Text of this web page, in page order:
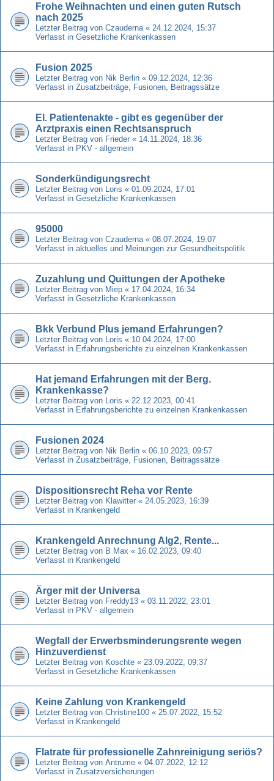
Frohe Weihnachten und einen guten Rutsch
nach 2025
Letzter Beitrag von Czauderna « 24.12.2024, 15:37
Verfasst in Gesetzliche Krankenkassen
Fusion 2025
Letzter Beitrag von Nik Berlin « 09.12.2024, 12:36
Verfasst in Zusatzbeiträge, Fusionen, Beitragssätze
El. Patientenakte - gibt es gegenüber der
Arztpraxis einen Rechtsanspruch
Letzter Beitrag von Frieder « 14.11.2024, 18:36
Verfasst in PKV - allgemein
Sonderkündigungsrecht
Letzter Beitrag von Loris « 01.09.2024, 17:01
Verfasst in Gesetzliche Krankenkassen
95000
Letzter Beitrag von Czauderna « 08.07.2024, 19:07
Verfasst in aktuelles und Meinungen zur Gesundheitspolitik
Zuzahlung und Quittungen der Apotheke
Letzter Beitrag von Miep « 17.04.2024, 16:34
Verfasst in Gesetzliche Krankenkassen
Bkk Verbund Plus jemand Erfahrungen?
Letzter Beitrag von Loris « 10.04.2024, 17:00
Verfasst in Erfahrungsberichte zu einzelnen Krankenkassen
Hat jemand Erfahrungen mit der Berg.
Krankenkasse?
Letzter Beitrag von Loris « 22.12.2023, 00:41
Verfasst in Erfahrungsberichte zu einzelnen Krankenkassen
Fusionen 2024
Letzter Beitrag von Nik Berlin « 06.10.2023, 09:57
Verfasst in Zusatzbeiträge, Fusionen, Beitragssätze
Dispositionsrecht Reha vor Rente
Letzter Beitrag von Klawitter « 24.05.2023, 16:39
Verfasst in Krankengeld
Krankengeld Anrechnung Alg2, Rente...
Letzter Beitrag von B Max « 16.02.2023, 09:40
Verfasst in Krankengeld
Ärger mit der Universa
Letzter Beitrag von Freddy13 « 03.11.2022, 23:01
Verfasst in PKV - allgemein
Wegfall der Erwerbsminderungsrente wegen
Hinzuverdienst
Letzter Beitrag von Koschte « 23.09.2022, 09:37
Verfasst in Gesetzliche Krankenkassen
Keine Zahlung von Krankengeld
Letzter Beitrag von Christine100 « 25.07.2022, 15:52
Verfasst in Krankengeld
Flatrate für professionelle Zahnreinigung seriös?
Letzter Beitrag von Antrume « 04.07.2022, 12:12
Verfasst in Zusatzversicherungen